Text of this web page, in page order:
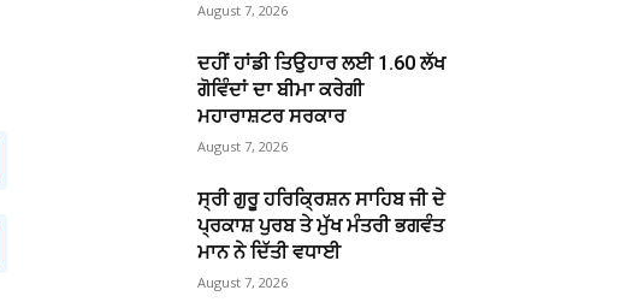
August 7, 2026
ਦਹੀਂ ਹਾਂਡੀ ਤਿਉਹਾਰ ਲਈ 1.60 ਲੱਖ
ਗੋਵਿੰਦਾਂ ਦਾ ਬੀਮਾ ਕਰੇਗੀ
ਮਹਾਰਾਸ਼ਟਰ ਸਰਕਾਰ
August 7, 2026
ਸ੍ਰੀ ਗੁਰੂ ਹਰਿਕ੍ਰਿਸ਼ਨ ਸਾਹਿਬ ਜੀ ਦੇ
ਪ੍ਰਕਾਸ਼ ਪੁਰਬ ਤੇ ਮੁੱਖ ਮੰਤਰੀ ਭਗਵੰਤ
ਮਾਨ ਨੇ ਦਿੱਤੀ ਵਧਾਈ
August 7, 2026